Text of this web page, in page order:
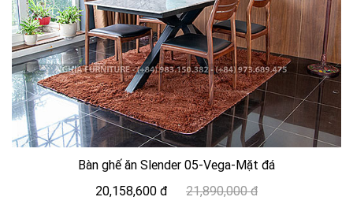
Bàn ghế ăn Slender 05-Vega-Mặt đá
20,158,600 đ
21,890,000 đ